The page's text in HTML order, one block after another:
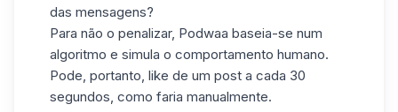
das mensagens?
Para não o penalizar, Podwaa baseia-se num
algoritmo e simula o comportamento humano.
Pode, portanto, like de um post a cada 30
segundos, como faria manualmente.